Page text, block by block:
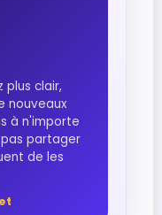
plus clair,
nouveaux
à n'importe
partager
de les